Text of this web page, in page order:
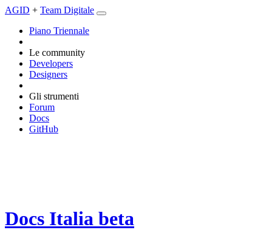
AGID + Team Digitale
Piano Triennale
Le community
Developers
Designers
Gli strumenti
Forum
Docs
GitHub
Docs Italia beta